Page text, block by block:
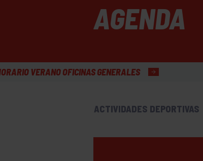
AGENDA
GENERALES
ACTIVIDADES DEPORTIVAS